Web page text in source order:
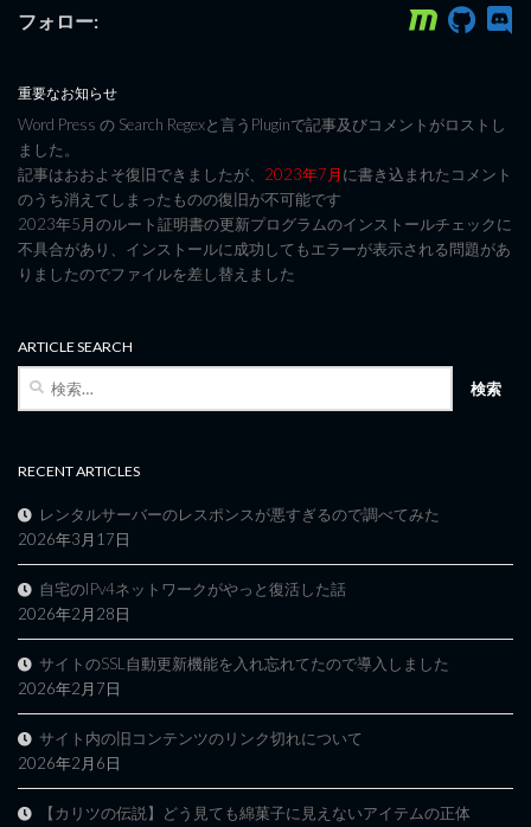
フォロー:
重要なお知らせ
Word Press の Search Regexと言うPluginで記事及びコメントがロストし
ました。
記事はおおよそ復旧できましたが、 2023年7月に書き込まれたコメント
のうち消えてしまったものの復旧が不可能です
2023年5月のルート証明書の更新プログラムのインストールチェックに
不具合があり、インストールに成功してもエラーが表示される問題があ
りましたのでファイルを差し替えました
ARTICLE SEARCH
検
RECENT ARTICLES
レンタルサーバーのレスポンスが悪すぎるので調べてみた
2026年3月17日
自宅のIPv4ネットワークがやっと復活した話
2026年2月28日
サイトのSSL自動更新機能を入れ忘れてたので導入しました
2026年2月7日
サイト内の旧コンテンツのリンク切れについて
2026年2月6日
【カリツの伝説】どう見ても綿菓子に見えないアイテムの正体